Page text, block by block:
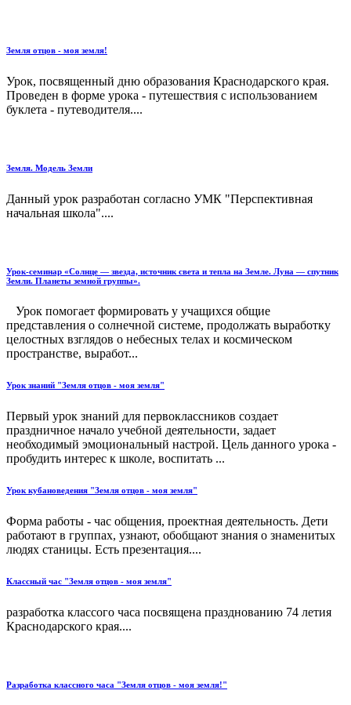
Земля отцов - моя земля!
Урок, посвященный дню образования Краснодарского края.
Проведен в форме урока - путешествия с использованием
буклета - путеводителя....
Земля. Модель Земли
Данный урок разработан согласно УМК "Перспективная
начальная школа"....
Урок-семинар «Солнце — звезда, источник света и тепла на Земле. Луна — спутник
Земли. Планеты земной группы».
Урок помогает формировать у учащихся общие
представления о солнечной системе, продолжать выработку
целостных взглядов о небесных телах и космическом
пространстве, выработ...
Урок знаний "Земля отцов - моя земля"
Первый урок знаний для первоклассников создает
праздничное начало учебной деятельности, задает
необходимый эмоциональный настрой. Цель данного урока -
пробудить интерес к школе, воспитать ...
Урок кубановедения "Земля отцов - моя земля"
Форма работы - час общения, проектная деятельность. Дети
работают в группах, узнают, обобщают знания о знаменитых
людях станицы. Есть презентация....
Классный час "Земля отцов - моя земля"
разработка классого часа посвящена празднованию 74 летия
Краснодарского края....
Разработка классного часа "Земля отцов - моя земля!"